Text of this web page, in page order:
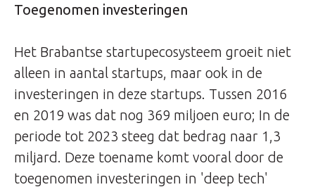
Toegenomen investeringen
Het Brabantse startupecosysteem groeit niet
alleen in aantal startups, maar ook in de
investeringen in deze startups. Tussen 2016
en 2019 was dat nog 369 miljoen euro; In de
periode tot 2023 steeg dat bedrag naar 1,3
miljard. Deze toename komt vooral door de
toegenomen investeringen in 'deep tech'